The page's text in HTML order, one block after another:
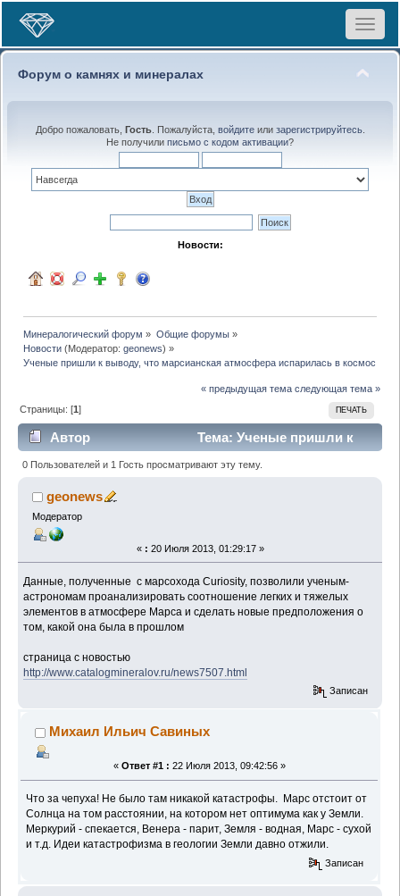
Toggle
Форум о камнях и минералах
Добро пожаловать, Гость. Пожалуйста, войдитеили зарегистрируйтесь.
Не получили письмо с кодом активации?
Новости:
Минералогический форум » Общие форумы»
Новости (Модератор:geonews) »
Ученые пришли к выводу, что марсианская атмосфера испарилась в космос во
« предыдущая тема следующая тема »
ПЕЧАТЬ
Страницы: [1]
Автор
Тема: Ученые пришли к
выводу, что марсианская атмосфера испарилась в
космос во время неизвестной катастрофы,
произошедшей 4 миллиарда лет назад (Прочитано
0 Пользователей и 1 Гость просматривают эту тему.
geonews
Модератор
« : 20 Июля 2013, 01:29:17 »
Данные, полученные с марсохода Curiosity, позволили ученым-
астрономам проанализировать соотношение легких и тяжелых
элементов в атмосфере Марса и сделать новые предположения о
том, какой она была в прошлом
страница с новостью
http://www.catalogmineralov.ru/news7507.html
Записан
Михаил Ильич Савиных
« Ответ #1 : 22 Июля 2013, 09:42:56 »
Что за чепуха! Не было там никакой катастрофы. Марс отстоит от
Солнца на том расстоянии, на котором нет оптимума как у Земли.
Меркурий - спекается, Венера - парит, Земля - водная, Марс - сухой
и т.д. Идеи катастрофизма в геологии Земли давно отжили.
Записан